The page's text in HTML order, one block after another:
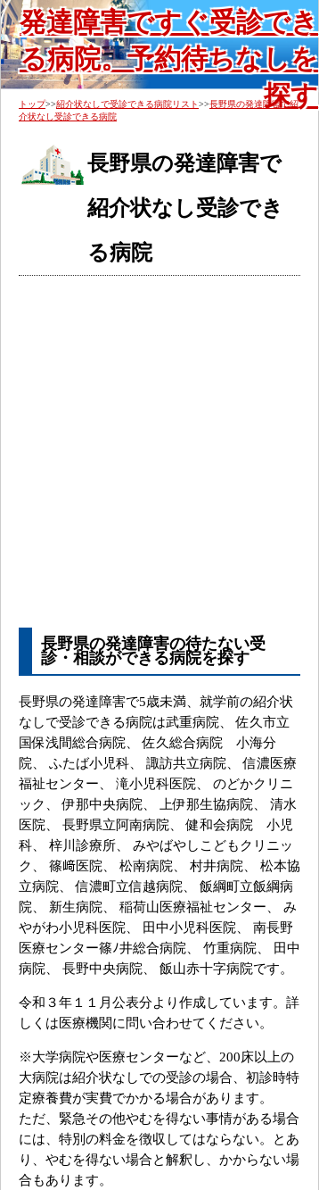
発達障害ですぐ受診でき
る病院。予約待ちなしを
探す
トップ>>紹介状なしで受診できる病院リスト>>長野県の発達障害で紹
介状なし受診できる病院
長野県の発達障害で
紹介状なし受診でき
る病院
長野県の発達障害の待たない受
診・相談ができる病院を探す
長野県の発達障害で5歳未満、就学前の紹介状
なしで受診できる病院は武重病院、 佐久市立
国保浅間総合病院、 佐久総合病院 小海分
院、 ふたば小児科、 諏訪共立病院、 信濃医療
福祉センター、 滝小児科医院、 のどかクリニ
ック、 伊那中央病院、 上伊那生協病院、 清水
医院、 長野県立阿南病院、 健和会病院 小児
科、 梓川診療所、 みやばやしこどもクリニッ
ク、 篠﨑医院、 松南病院、 村井病院、 松本協
立病院、 信濃町立信越病院、 飯綱町立飯綱病
院、 新生病院、 稲荷山医療福祉センター、 み
やがわ小児科医院、 田中小児科医院、 南長野
医療センター篠ﾉ井総合病院、 竹重病院、 田中
病院、 長野中央病院、 飯山赤十字病院です。
令和３年１１月公表分より作成しています。詳
しくは医療機関に問い合わせてください。
※大学病院や医療センターなど、200床以上の
大病院は紹介状なしでの受診の場合、初診時特
定療養費が実費でかかる場合があります。
ただ、緊急その他やむを得ない事情がある場合
には、特別の料金を徴収してはならない。とあ
り、やむを得ない場合と解釈し、かからない場
合もあります。